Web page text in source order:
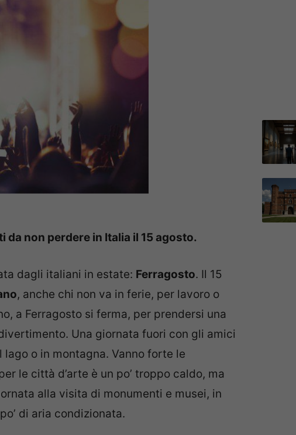
non perdere in Italia il 15 agosto.
dagli italiani in estate: Ferragosto. Il 15
, anche chi non va in ferie, per lavoro o
a Ferragosto si ferma, per prendersi una
Una giornata fuori con gli amici
o in montagna. Vanno forte le
le città d’arte è un po’ troppo caldo, ma
alla visita di monumenti e musei, in
di aria condizionata.